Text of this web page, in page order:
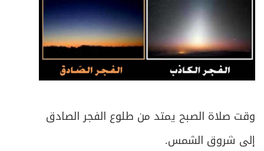
وقت صلاة الصبح يمتد من طلوع الفجر الصادق
إلى شروق الشمس.